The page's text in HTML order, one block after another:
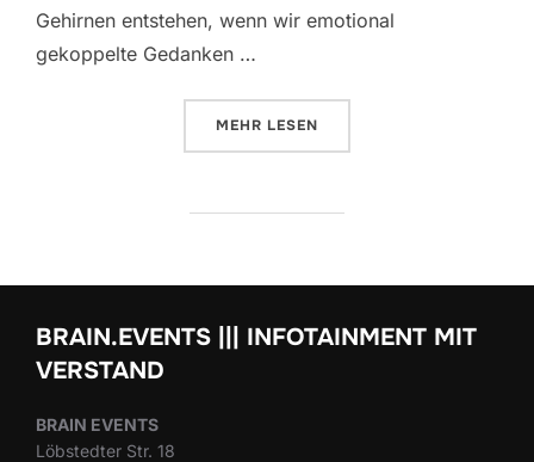
Gehirnen entstehen, wenn wir emotional
gekoppelte Gedanken …
MEHR ÜBER „RAINER ||| WIE DENKEN
LESEN
BRAIN.EVENTS ||| INFOTAINMENT MIT
VERSTAND
BRAIN EVENTS
Löbstedter Str. 18